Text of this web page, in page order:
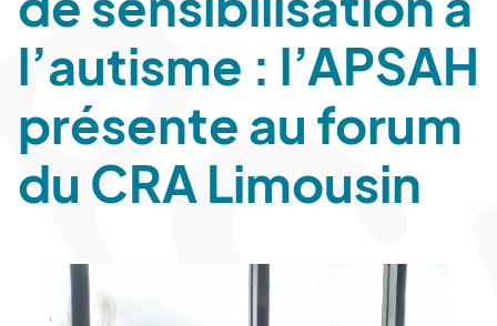
l’autisme : l’APSAH
présente au forum
du CRA Limousin